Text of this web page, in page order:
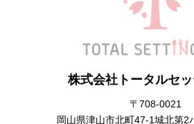
株式会社トータルセ
〒708-0021
岡山県津山市北町47-1城北第2